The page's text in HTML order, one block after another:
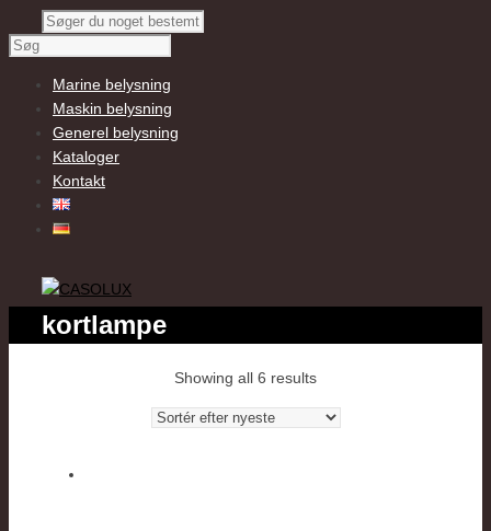
Marine belysning
Maskin belysning
Generel belysning
Kataloger
Kontakt
kortlampe
Showing all 6 results